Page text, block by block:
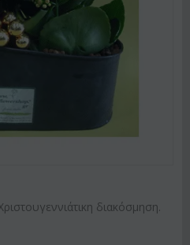
διακόσμηση.